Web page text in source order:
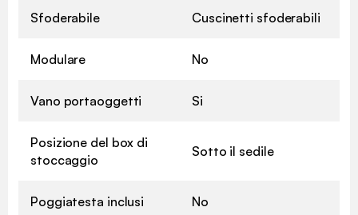
Sfoderabile Cuscinetti sfoderabili
Modulare No
Vano portaoggetti Si
Posizione del box di
stoccaggio
Sotto il sedile
Poggiatesta inclusi No